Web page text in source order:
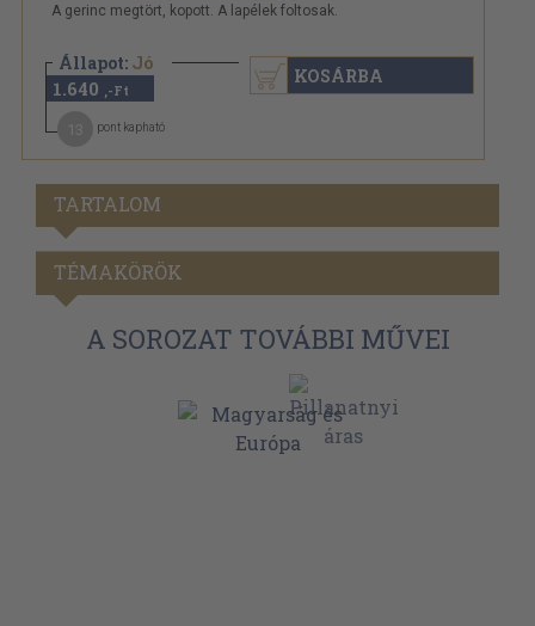
A gerinc megtört, kopott. A lapélek foltosak.
Állapot: Jó
1.640 ,-Ft
pont kapható
KOSÁRBA
TARTALOM
TÉMAKÖRÖK
A SOROZAT TOVÁBBI MŰVEI